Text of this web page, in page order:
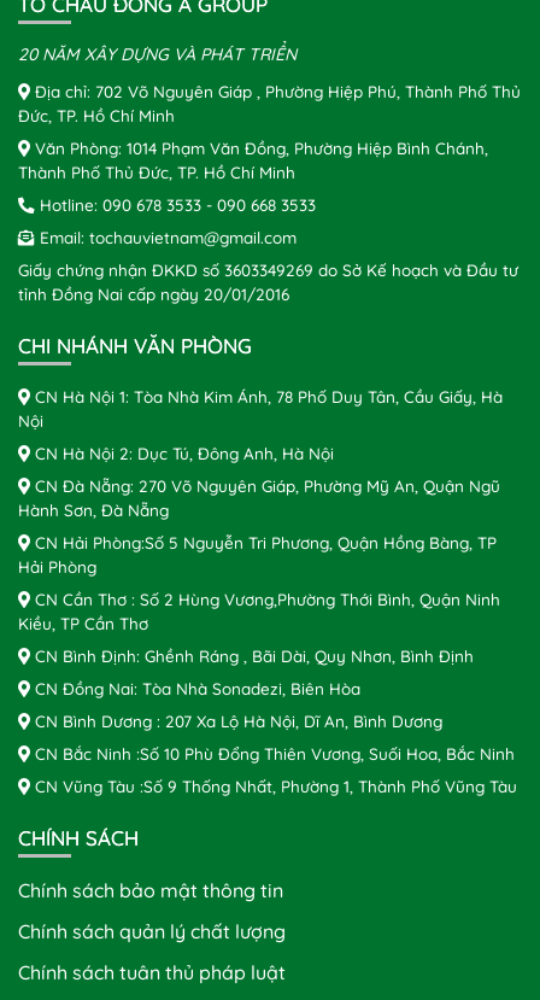
20 NĂM XÂY DỰNG VÀ PHÁT TRIỂN
Địa chỉ: 702 Võ Nguyên Giáp , Phường Hiệp Phú, Thành Phố Thủ
Đức, TP. Hồ Chí Minh
Văn Phòng: 1014 Phạm Văn Đồng, Phường Hiệp Bình Chánh,
Thành Phố Thủ Đức, TP. Hồ Chí Minh
Hotline: 090 678 3533 - 090 668 3533
Email: tochauvietnam@gmail.com
Giấy chứng nhận ĐKKD số 3603349269 do Sở Kế hoạch và Đầu tư
tỉnh Đồng Nai cấp ngày 20/01/2016
CHI NHÁNH VĂN PHÒNG
CN Hà Nội 1: Tòa Nhà Kim Ánh, 78 Phố Duy Tân, Cầu Giấy, Hà
Nội
CN Hà Nội 2: Dục Tú, Đông Anh, Hà Nội
CN Đà Nẵng: 270 Võ Nguyên Giáp, Phường Mỹ An, Quận Ngũ
Hành Sơn, Đà Nẵng
CN Hải Phòng:Số 5 Nguyễn Tri Phương, Quận Hồng Bàng, TP
Hải Phòng
CN Cần Thơ : Số 2 Hùng Vương,Phường Thới Bình, Quận Ninh
Kiều, TP Cần Thơ
CN Bình Định: Ghềnh Ráng , Bãi Dài, Quy Nhơn, Bình Định
CN Đồng Nai: Tòa Nhà Sonadezi, Biên Hòa
CN Bình Dương : 207 Xa Lộ Hà Nội, Dĩ An, Bình Dương
CN Bắc Ninh :Số 10 Phù Đổng Thiên Vương, Suối Hoa, Bắc Ninh
CN Vũng Tàu :Số 9 Thống Nhất, Phường 1, Thành Phố Vũng Tàu
CHÍNH SÁCH
Chính sách bảo mật thông tin
Chính sách quản lý chất lượng
Chính sách tuân thủ pháp luật